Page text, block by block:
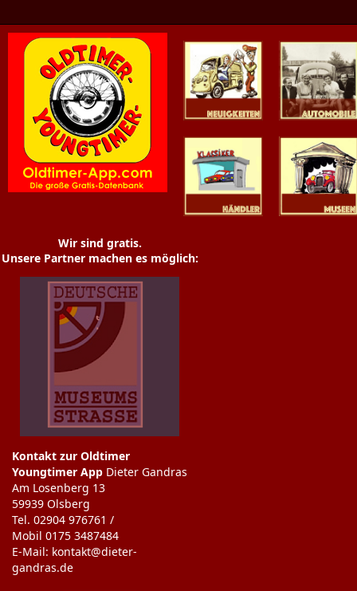
Youngtimer
Wir sind gratis.
Unsere Partner machen es möglich:
Kontakt zur Oldtimer
Youngtimer App Dieter Gandras
Am Losenberg 13
59939 Olsberg
Tel. 02904 976761 /
Mobil 0175 3487484
E-Mail: kontakt@dieter-
gandras.de